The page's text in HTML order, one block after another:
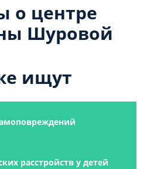
о центре
Шуровой
ищут
расстройств у детей